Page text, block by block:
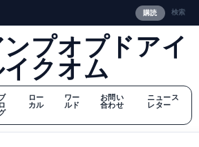
購読 検索
プオプドアイ
クオム
ロ
ロー
カル
ワー
ルド
お問い
合わせ
ニュース
レター